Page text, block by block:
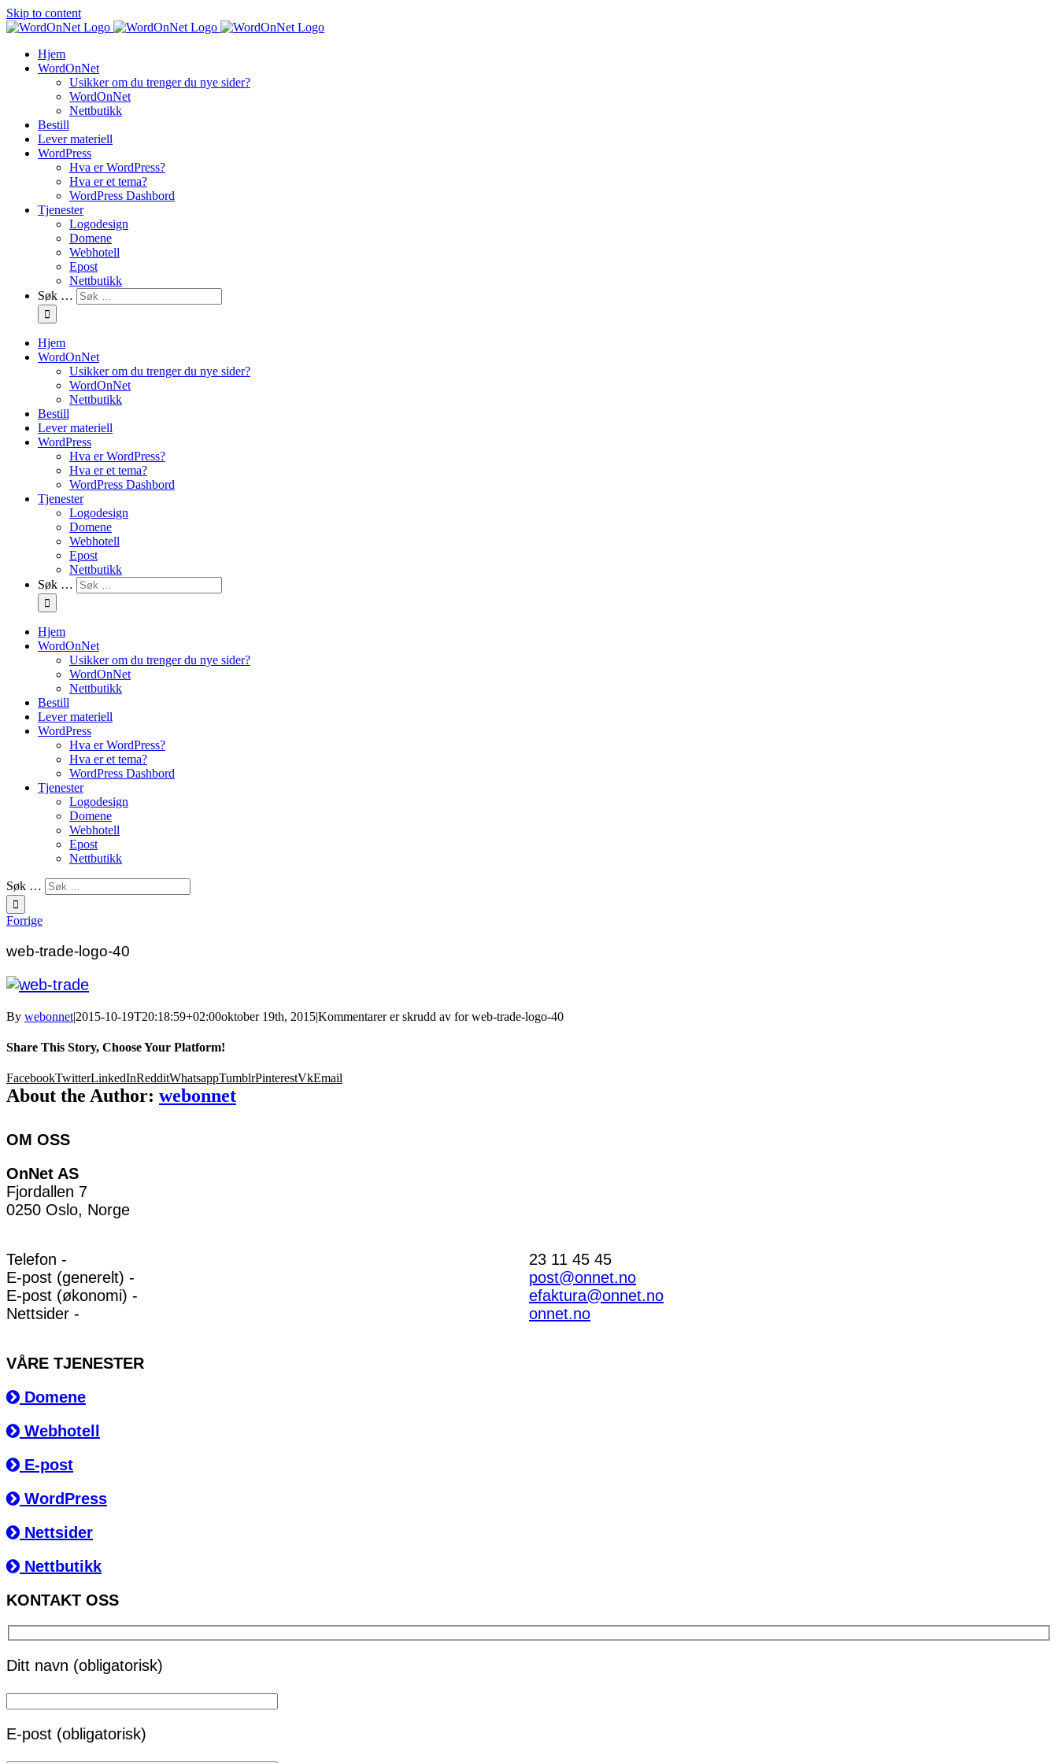
Skip to content
Hjem
WordOnNet
Usikker om du trenger du nye sider?
WordOnNet
Nettbutikk
Bestill
Lever materiell
WordPress
Hva er WordPress?
Hva er et tema?
WordPress Dashbord
Tjenester
Logodesign
Domene
Webhotell
Epost
Nettbutikk
Søk …
Hjem
WordOnNet
Usikker om du trenger du nye sider?
WordOnNet
Nettbutikk
Bestill
Lever materiell
WordPress
Hva er WordPress?
Hva er et tema?
WordPress Dashbord
Tjenester
Logodesign
Domene
Webhotell
Epost
Nettbutikk
Søk …
Hjem
WordOnNet
Usikker om du trenger du nye sider?
WordOnNet
Nettbutikk
Bestill
Lever materiell
WordPress
Hva er WordPress?
Hva er et tema?
WordPress Dashbord
Tjenester
Logodesign
Domene
Webhotell
Epost
Nettbutikk
Søk …
Forrige
web-trade-logo-40
By webonnet|2015-10-19T20:18:59+02:00oktober 19th, 2015|Kommentarer er skrudd av for web-trade-logo-40
Share This Story, Choose Your Platform!
FacebookTwitterLinkedInRedditWhatsappTumblrPinterestVkEmail
About the Author: webonnet
OM OSS
OnNet AS
Fjordallen 7
0250 Oslo, Norge
Telefon -
E-post (generelt) -
E-post (økonomi) -
Nettsider -
23 11 45 45
post@onnet.no
efaktura@onnet.no
onnet.no
VÅRE TJENESTER
Domene
Webhotell
E-post
WordPress
Nettsider
Nettbutikk
KONTAKT OSS
Ditt navn (obligatorisk)
E-post (obligatorisk)